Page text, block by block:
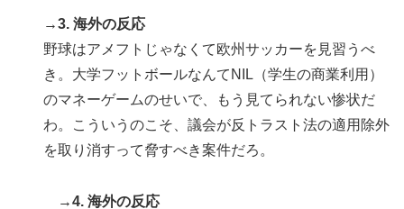
→3. 海外の反応
野球はアメフトじゃなくて欧州サッカーを見習うべ
き。大学フットボールなんてNIL（学生の商業利用）
のマネーゲームのせいで、もう見てられない惨状だ
わ。こういうのこそ、議会が反トラスト法の適用除外
を取り消すって脅すべき案件だろ。
→4. 海外の反応